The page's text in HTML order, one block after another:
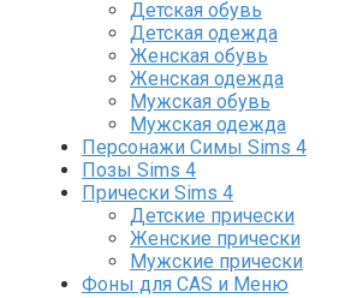
Детская обувь
Детская одежда
Женская обувь
Женская одежда
Мужская обувь
Мужская одежда
Персонажи Симы Sims 4
Позы Sims 4
Прически Sims 4
Детские прически
Женские прически
Мужские прически
Фоны для CAS и Меню